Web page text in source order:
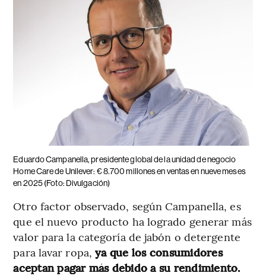
Eduardo Campanella, presidente global de la unidad de negocio
Home Care de Unilever: € 8.700 millones en ventas en nueve meses
en 2025 (Foto: Divulgación)
Otro factor observado, según Campanella, es
que el nuevo producto ha logrado generar más
valor para la categoría de jabón o detergente
para lavar ropa, ya que los consumidores
aceptan pagar más debido a su rendimiento.